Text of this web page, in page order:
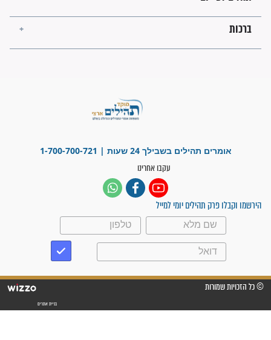
הרב שמואל אליהו: זה המפתח
זהו החוק הקוסמי שמחייב את
חורבנה של איראן לפי ספר
בנו של הבבא סאלי: "אלו
השניות האחרונות לפני מלחמה
עולמית"